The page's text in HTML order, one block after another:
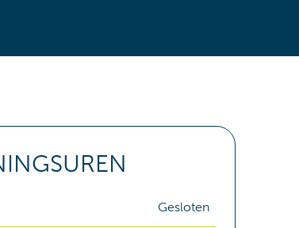
Gesloten